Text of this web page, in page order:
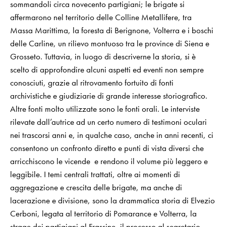
sommandoli circa novecento partigiani; le brigate si
affermarono nel territorio delle Colline Metallifere, tra
Massa Marittima, la foresta di Berignone, Volterra e i boschi
delle Carline, un rilievo montuoso tra le province di Siena e
Grosseto. Tuttavia, in luogo di descriverne la storia, si è
scelto di approfondire alcuni aspetti ed eventi non sempre
conosciuti, grazie al ritrovamento fortuito di fonti
archivistiche e giudiziarie di grande interesse storiografico.
Altre fonti molto utilizzate sono le fonti orali. Le interviste
rilevate dall’autrice ad un certo numero di testimoni oculari
nei trascorsi anni e, in qualche caso, anche in anni recenti, ci
consentono un confronto diretto e punti di vista diversi che
arricchiscono le vicende e rendono il volume più leggero e
leggibile. I temi centrali trattati, oltre ai momenti di
aggregazione e crescita delle brigate, ma anche di
lacerazione e divisione, sono la drammatica storia di Elvezio
Cerboni, legata al territorio di Pomarance e Volterra, la